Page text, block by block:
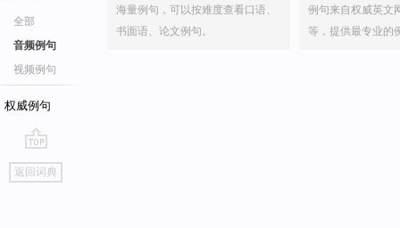
全部
音频例句
视频例句
权威例句
go
top
返回词典
海量例句，可以按难度查看口语、
书面语、论文例句。
例句来自权威英文
等，提供最专业的